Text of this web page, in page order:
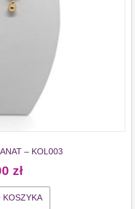
– KOL003
zł
KOSZYKA